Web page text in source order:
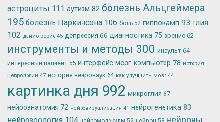
астроциты 111 аутизм 82 болезнь Альцгеймера
195 болезнь Паркинсона 106 боль 52 гиппокамп 93 глия
102 данио-рерио 45 депрессия 66 диагностика 75 зрение 62
инструменты и методы 300 инсульт 64
интересный пациент 55 интерфейс мозг-компьютер 78 история
неврологии 47 история нейронаук 64 как улучшить мозг 44
картинка дня 992 микроглия 67
нейроанатомия 72 нейровизуализация 41 нейрогенетика 83
нейрозоология 104 нейромолекулы 52 нейрон 53 нейроны